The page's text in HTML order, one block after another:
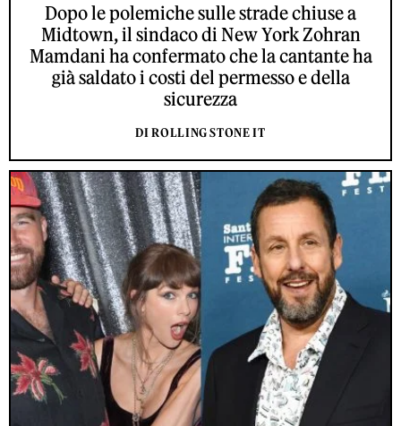
Dopo le polemiche sulle strade chiuse a
Midtown, il sindaco di New York Zohran
Mamdani ha confermato che la cantante ha
già saldato i costi del permesso e della
sicurezza
DI ROLLING STONE IT